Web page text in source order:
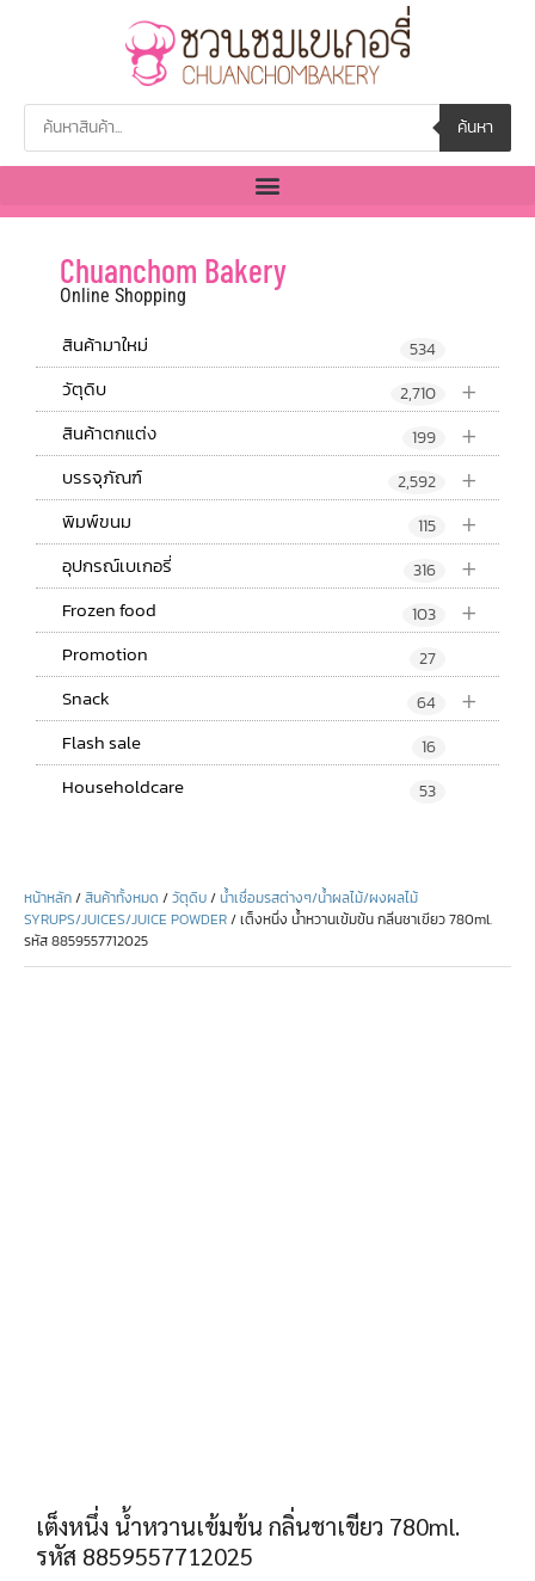
ค้นหา
Chuanchom Bakery
Online Shopping
สินค้ามาใหม่ 534
+
วัตุดิบ 2,710
+
สินค้าตกแต่ง 199
+
บรรจุภัณฑ์ 2,592
+
พิมพ์ขนม 115
+
อุปกรณ์เบเกอรี่ 316
+
Frozen food 103
Promotion 27
+
Snack 64
Flash sale 16
Householdcare 53
หน้าหลัก/สินค้าทั้งหมด /วัตุดิบ/น้ำเชื่อมรสต่างๆ/น้ำผลไม้/ผงผลไม้
SYRUPS/JUICES/JUICE POWDER/ เต็งหนึ่ง น้ำหวานเข้มข้น กลิ่นชาเขียว 780ml.
รหัส 8859557712025
เต็งหนึ่ง น้ำหวานเข้มข้น กลิ่นชาเขียว 780ml.
รหัส 8859557712025